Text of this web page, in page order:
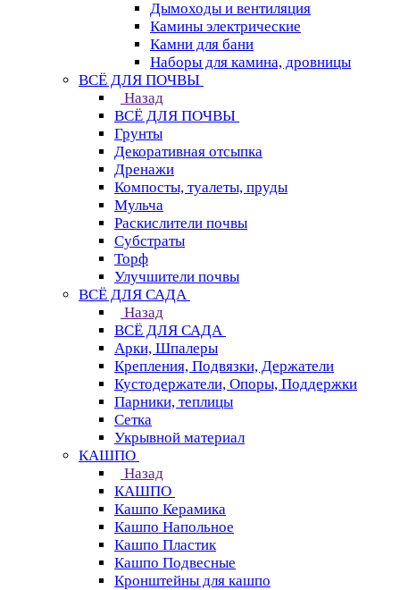
Дымоходы и вентиляция
Камины электрические
Камни для бани
Наборы для камина, дровницы
ВСЁ ДЛЯ ПОЧВЫ
Назад
ВСЁ ДЛЯ ПОЧВЫ
Грунты
Декоративная отсыпка
Дренажи
Компосты, туалеты, пруды
Мульча
Раскислители почвы
Субстраты
Торф
Улучшители почвы
ВСЁ ДЛЯ САДА
Назад
ВСЁ ДЛЯ САДА
Арки, Шпалеры
Крепления, Подвязки, Держатели
Кустодержатели, Опоры, Поддержки
Парники, теплицы
Сетка
Укрывной материал
КАШПО
Назад
КАШПО
Кашпо Керамика
Кашпо Напольное
Кашпо Пластик
Кашпо Подвесные
Кронштейны для кашпо